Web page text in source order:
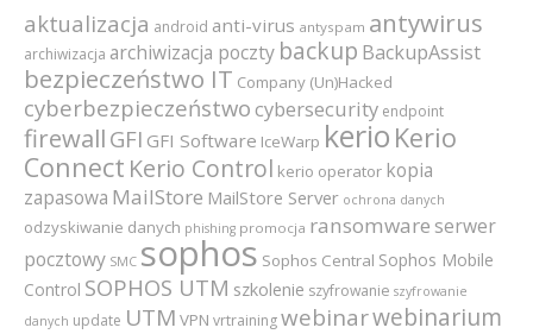
aktualizacja android anti-virus antyspam antywirus
archiwizacja archiwizacja poczty backup BackupAssist
bezpieczeństwo IT Company (Un)Hacked
cyberbezpieczeństwocybersecurity endpoint
firewall GFI GFI Software IceWarp kerio Kerio
Connect Kerio Control kerio operator kopia
zapasowa MailStore MailStore Server ochrona danych
odzyskiwanie danych phishing promocja ransomware serwer
pocztowy SMC sophos Sophos Central Sophos Mobile
Control SOPHOS UTM szkolenie szyfrowanie szyfrowanie
danych update UTM VPN vrtrainingwebinarwebinarium